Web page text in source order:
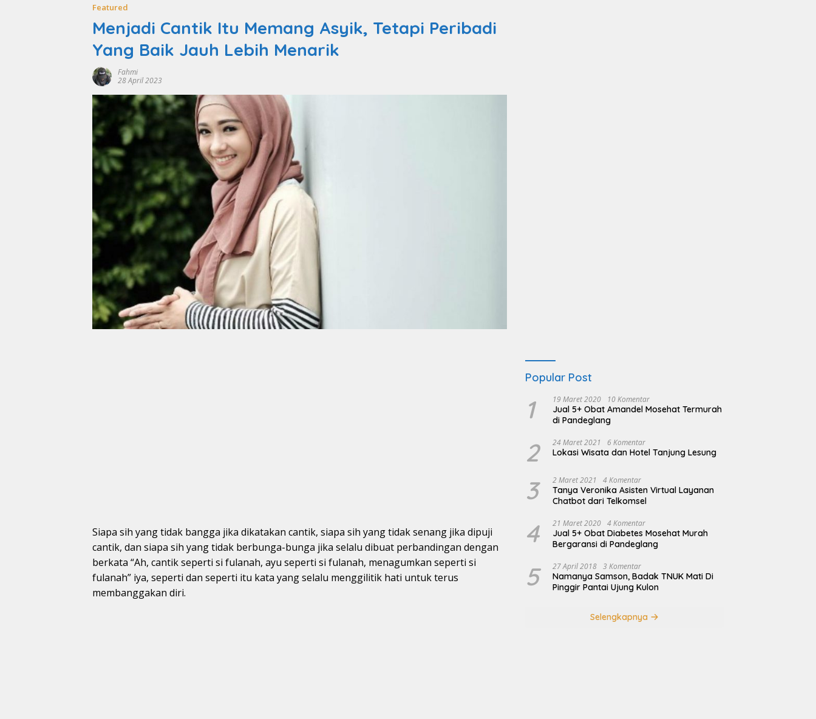
Featured
Menjadi Cantik Itu Memang Asyik, Tetapi Peribadi
Yang Baik Jauh Lebih Menarik
Fahmi
28 April 2023
Siapa sih yang tidak bangga jika dikatakan cantik, siapa sih yang tidak senang jika dipuji
cantik, dan siapa sih yang tidak berbunga-bunga jika selalu dibuat perbandingan dengan
berkata “Ah, cantik seperti si fulanah, ayu seperti si fulanah, menagumkan seperti si
fulanah” iya, seperti dan seperti itu kata yang selalu menggilitik hati untuk terus
membanggakan diri.
Popular Post
1 19 Maret 2020 10 Komentar
Jual 5+ Obat Amandel Mosehat Termurah
di Pandeglang
2 24 Maret 2021 6 Komentar
Lokasi Wisata dan Hotel Tanjung Lesung
3 2 Maret 2021 4 Komentar
Tanya Veronika Asisten Virtual Layanan
Chatbot dari Telkomsel
4 21 Maret 2020 4 Komentar
Jual 5+ Obat Diabetes Mosehat Murah
Bergaransi di Pandeglang
5 27 April 2018 3 Komentar
Namanya Samson, Badak TNUK Mati Di
Pinggir Pantai Ujung Kulon
Selengkapnya